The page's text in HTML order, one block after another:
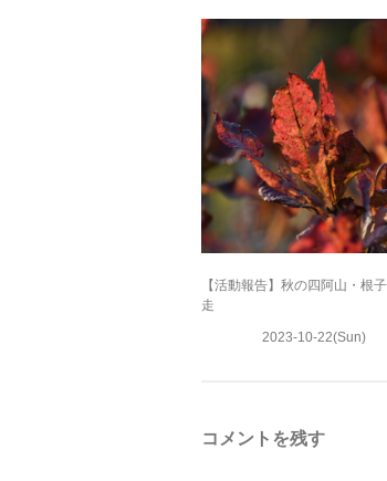
【活動報告】秋の四阿山・根
走
2023-10-22(Sun)
コメントを残す